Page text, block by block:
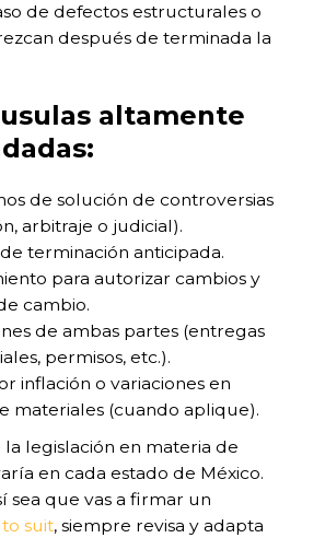
de defectos estructurales o
después de terminada la
altamente
de solución de controversias
arbitraje o judicial).
terminación anticipada.
para autorizar cambios y
cambio.
de ambas partes (entregas
permisos, etc.).
inflación o variaciones en
materiales (cuando aplique).
legislación en materia de
en cada estado de México.
sea que vas a firmar un
suit, siempre revisa y adapta